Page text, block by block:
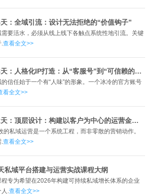
：全域引流：设计无法拒绝的“价值钩子”
需要活水，必须从线上线下各触点系统性地引流。关键
查看全文>>
第3天：人格化IP打造：从“客服号”到“可信赖的专家”
的信任始于一个有“人味”的形象。一个冰冷的官方账号
看全文>>
第2天：顶层设计：构建以客户为中心的运营金字塔
的私域运营是一个系统工程，而非零散的营销动作。
.查看全文>>
私域平台搭建与运营实战课程大纲
程专为希望在2026年构建可持续私域增长体系的企业
. 查看全文>>